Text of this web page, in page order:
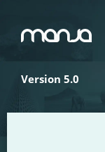
Navigation
Version 5.0